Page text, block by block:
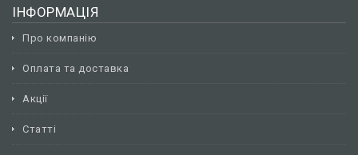
ІНФОРМАЦІЯ
Про компанію
Оплата та доставка
Акції
Статті